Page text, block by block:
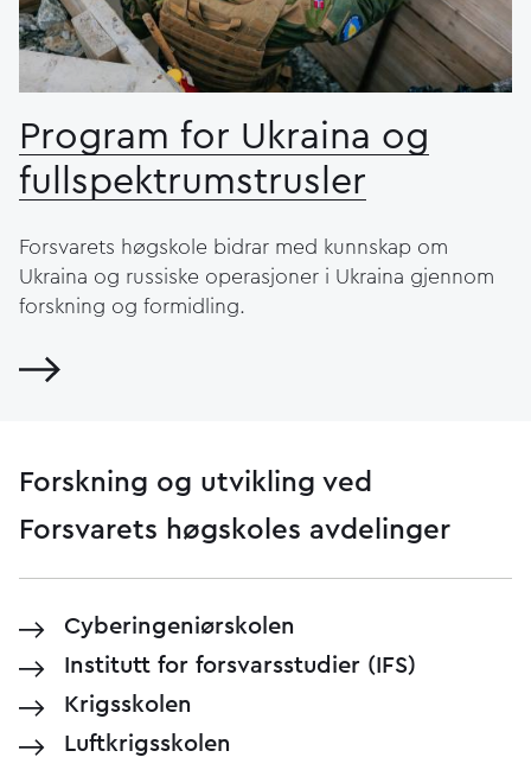
Program for Ukraina og
fullspektrumstrusler
Forsvarets høgskole bidrar med kunnskap om
Ukraina og russiske operasjoner i Ukraina gjennom
forskning og formidling.
Forskning og utvikling ved
Forsvarets høgskoles avdelinger
Cyberingeniørskolen
Institutt for forsvarsstudier (IFS)
Krigsskolen
Luftkrigsskolen